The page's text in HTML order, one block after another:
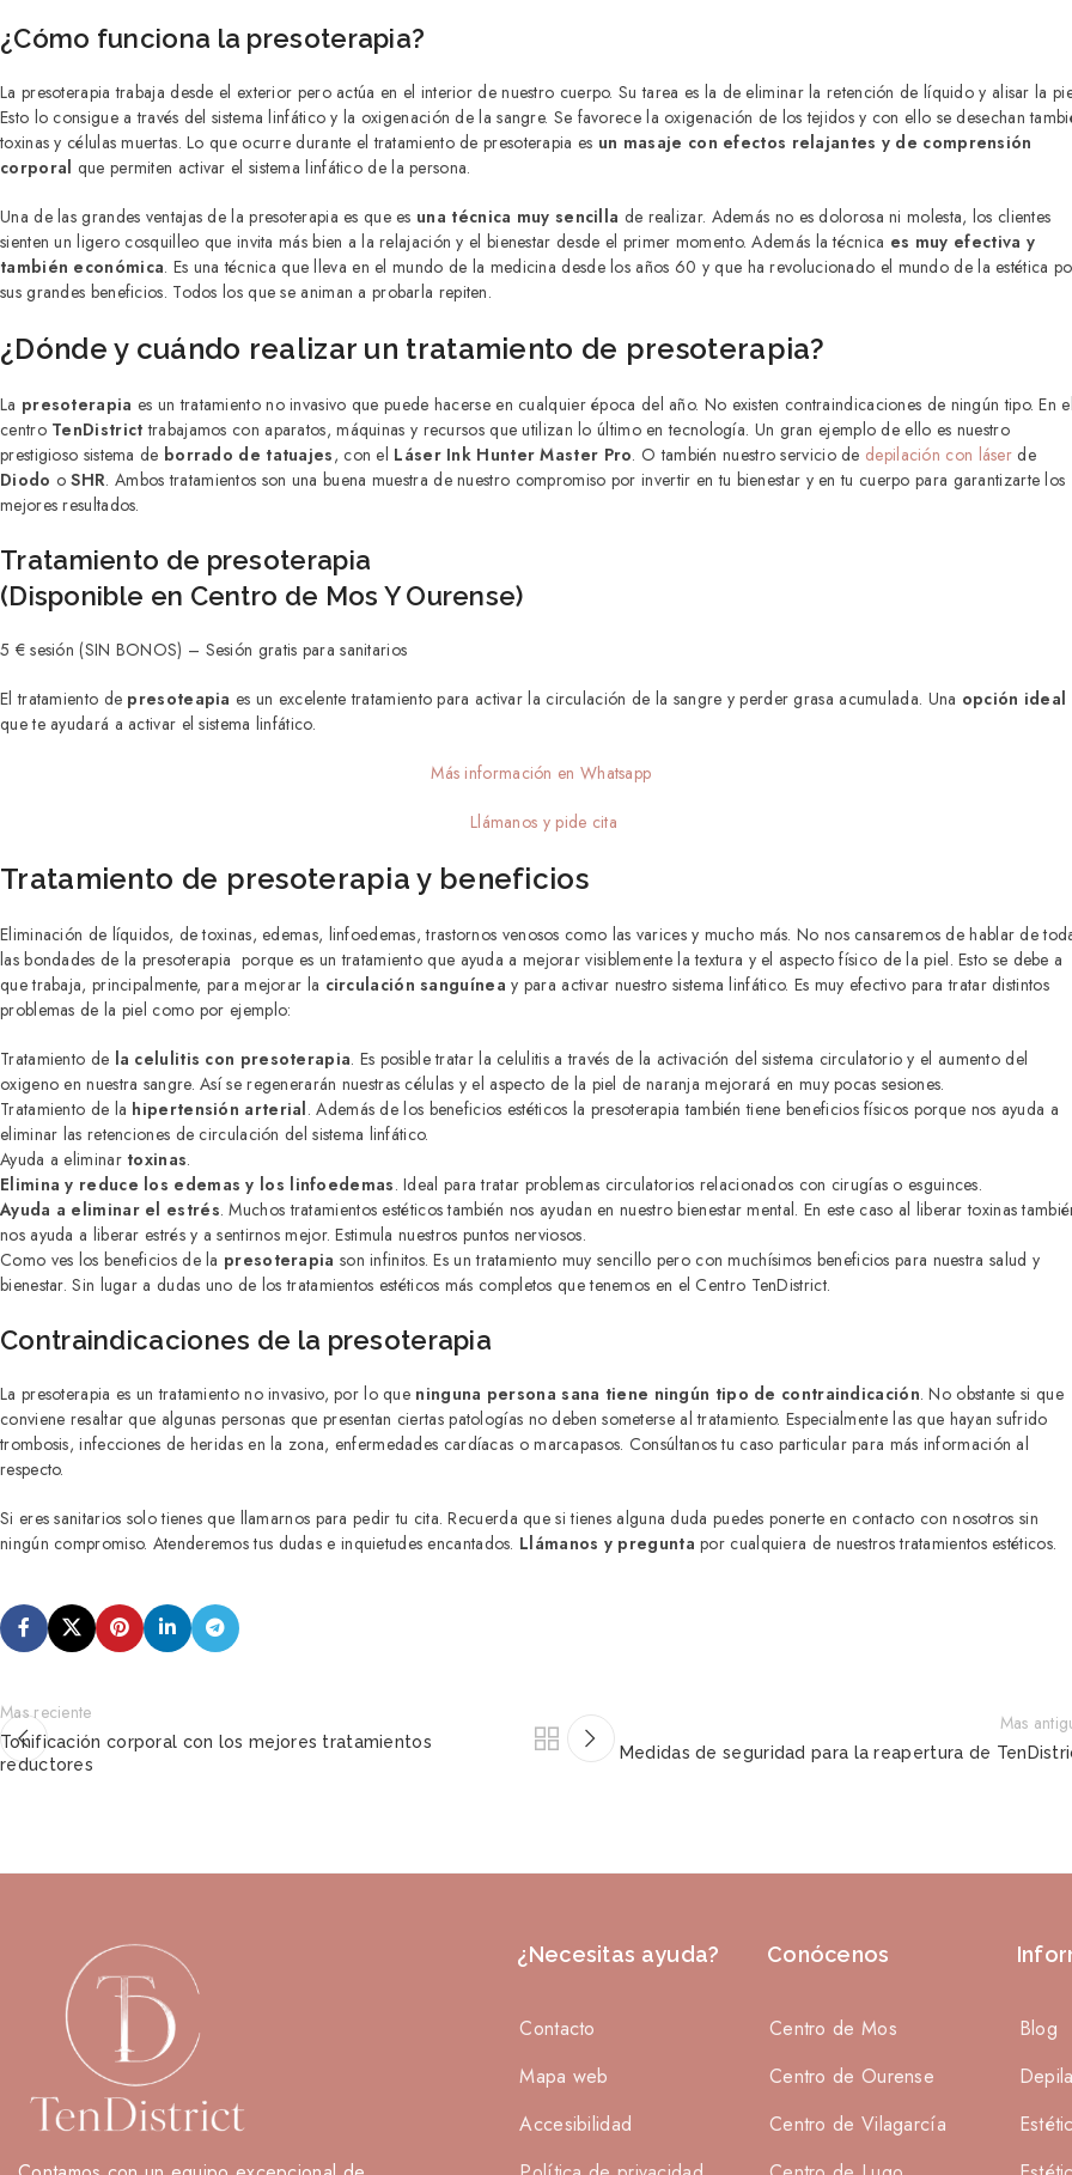
¿Cómo funciona la presoterapia?
La presoterapia trabaja desde el exterior pero actúa en el interior de nuestro cuerpo. Su tarea es la de eliminar la retención de líquido y alisar la
Esto lo consigue a través del sistema linfático y la oxigenación de la sangre. Se favorece la oxigenación de los tejidos y con ello se desechan
toxinas y células muertas. Lo que ocurre durante el tratamiento de presoterapia es un masaje con efectos relajantes y de comprensión
corporal que permiten activar el sistema linfático de la persona.
Una de las grandes ventajas de la presoterapia es que es una técnica muy sencilla de realizar. Además no es dolorosa ni molesta, los clientes
sienten un ligero cosquilleo que invita más bien a la relajación y el bienestar desde el primer momento. Además la técnica es muy efectiva y
también económica. Es una técnica que lleva en el mundo de la medicina desde los años 60 y que ha revolucionado el mundo de la estética
sus grandes beneficios. Todos los que se animan a probarla repiten.
¿Dónde y cuándo realizar un tratamiento de presoterapia?
La presoterapia es un tratamiento no invasivo que puede hacerse en cualquier época del año. No existen contraindicaciones de ningún tipo. En
centro TenDistrict trabajamos con aparatos, máquinas y recursos que utilizan lo último en tecnología. Un gran ejemplo de ello es nuestro
prestigioso sistema de borrado de tatuajes, con el Láser Ink Hunter Master Pro. O también nuestro servicio de depilación con láser de
Diodo o SHR. Ambos tratamientos son una buena muestra de nuestro compromiso por invertir en tu bienestar y en tu cuerpo para garantizarte los
mejores resultados.
Tratamiento de presoterapia
(Disponible en Centro de Mos Y Ourense)
5 € sesión (SIN BONOS) – Sesión gratis para sanitarios
El tratamiento de presoteapia es un excelente tratamiento para activar la circulación de la sangre y perder grasa acumulada. Una opción ideal
que te ayudará a activar el sistema linfático.
Más información en Whatsapp
Llámanos y pide cita
Tratamiento de presoterapia y beneficios
Eliminación de líquidos, de toxinas, edemas, linfoedemas, trastornos venosos como las varices y mucho más. No nos cansaremos de hablar de
las bondades de la presoterapia porque es un tratamiento que ayuda a mejorar visiblemente la textura y el aspecto físico de la piel. Esto se debe a
que trabaja, principalmente, para mejorar la circulación sanguínea y para activar nuestro sistema linfático. Es muy efectivo para tratar distintos
problemas de la piel como por ejemplo:
Tratamiento de la celulitis con presoterapia. Es posible tratar la celulitis a través de la activación del sistema circulatorio y el aumento del
oxigeno en nuestra sangre. Así se regenerarán nuestras células y el aspecto de la piel de naranja mejorará en muy pocas sesiones.
Tratamiento de la hipertensión arterial. Además de los beneficios estéticos la presoterapia también tiene beneficios físicos porque nos ayuda a
eliminar las retenciones de circulación del sistema linfático.
Ayuda a eliminar toxinas.
Elimina y reduce los edemas y los linfoedemas. Ideal para tratar problemas circulatorios relacionados con cirugías o esguinces.
Ayuda a eliminar el estrés. Muchos tratamientos estéticos también nos ayudan en nuestro bienestar mental. En este caso al liberar toxinas
nos ayuda a liberar estrés y a sentirnos mejor. Estimula nuestros puntos nerviosos.
Como ves los beneficios de la presoterapia son infinitos. Es un tratamiento muy sencillo pero con muchísimos beneficios para nuestra salud y
bienestar. Sin lugar a dudas uno de los tratamientos estéticos más completos que tenemos en el Centro TenDistrict.
Contraindicaciones de la presoterapia
La presoterapia es un tratamiento no invasivo, por lo que ninguna persona sana tiene ningún tipo de contraindicación. No obstante si que
conviene resaltar que algunas personas que presentan ciertas patologías no deben someterse al tratamiento. Especialmente las que hayan sufrido
trombosis, infecciones de heridas en la zona, enfermedades cardíacas o marcapasos. Consúltanos tu caso particular para más información al
respecto.
Si eres sanitarios solo tienes que llamarnos para pedir tu cita. Recuerda que si tienes alguna duda puedes ponerte en contacto con nosotros sin
ningún compromiso. Atenderemos tus dudas e inquietudes encantados. Llámanos y pregunta por cualquiera de nuestros tratamientos estéticos.
Mas reciente
Tonificación corporal con los mejores tratamientos
reductores
Mas
Medidas de seguridad para la reapertura de
¿Necesitas ayuda?
Contacto
Mapa web
Accesibilidad
Conócenos
Centro de Mos
Centro de Ourense
Centro de Vilagarcía
Blog